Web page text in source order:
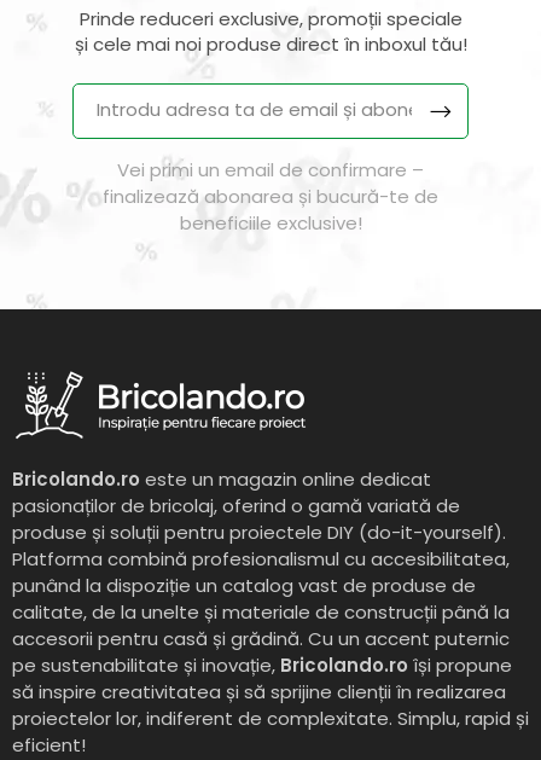
Prinde reduceri exclusive, promoții speciale
și cele mai noi produse direct în inboxul tău!
Vei primi un email de confirmare –
finalizează abonarea și bucură-te de
beneficiile exclusive!
Bricolando.ro este un magazin online dedicat
pasionaților de bricolaj, oferind o gamă variată de
produse și soluții pentru proiectele DIY (do-it-yourself).
Platforma combină profesionalismul cu accesibilitatea,
punând la dispoziție un catalog vast de produse de
calitate, de la unelte și materiale de construcții până la
accesorii pentru casă și grădină. Cu un accent puternic
pe sustenabilitate și inovație, Bricolando.ro își propune
să inspire creativitatea și să sprijine clienții în realizarea
proiectelor lor, indiferent de complexitate. Simplu, rapid și
eficient!